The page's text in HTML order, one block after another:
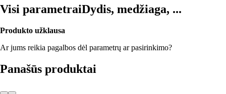
Visi parametraiDydis, medžiaga, ...
Produkto užklausa
Ar jums reikia pagalbos dėl parametrų ar pasirinkimo?
Panašūs produktai